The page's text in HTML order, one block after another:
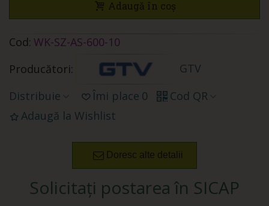
Adaugă în coș
Cod: WK-SZ-AS-600-10
Producători:
GTV
Distribuie
Îmi place 0
Cod QR
Adaugă la Wishlist
Doresc alte detalii
Solicitați postarea în SICAP